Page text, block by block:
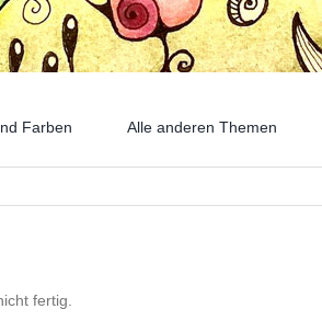
Farben Alle anderen Themen
fertig.